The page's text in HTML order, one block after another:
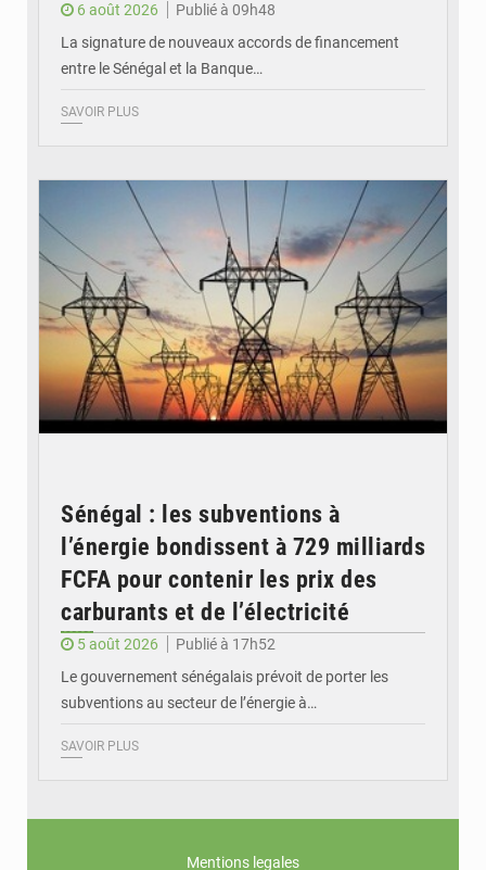
6 août 2026
Publié à 09h48
La signature de nouveaux accords de financement
entre le Sénégal et la Banque…
SAVOIR PLUS
Sénégal : les subventions à
l’énergie bondissent à 729 milliards
FCFA pour contenir les prix des
carburants et de l’électricité
5 août 2026
Publié à 17h52
Le gouvernement sénégalais prévoit de porter les
subventions au secteur de l’énergie à…
SAVOIR PLUS
Mentions legales